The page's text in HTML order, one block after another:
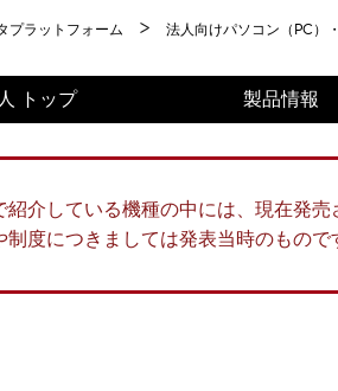
プラットフォーム 法人向けパソコン（PC）
トップ 製品情報
紹介している機種の中には、現在発売
制度につきましては発表当時のもので